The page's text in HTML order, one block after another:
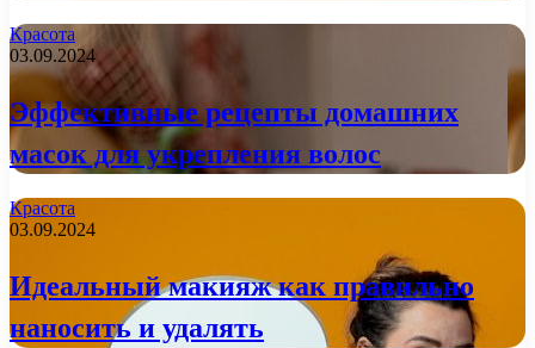
Красота
03.09.2024
Эффективные рецепты домашних
масок для укрепления волос
Красота
03.09.2024
Идеальный макияж как правильно
наносить и удалять